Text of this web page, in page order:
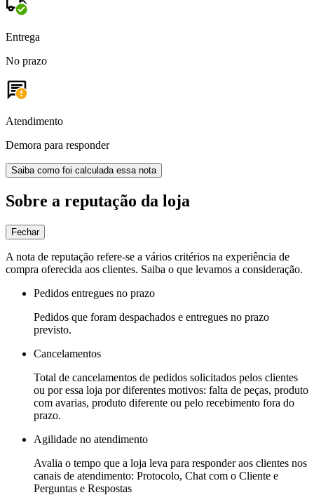
Entrega
No prazo
Atendimento
Demora para responder
Saiba como foi calculada essa nota
Sobre a reputação da loja
Fechar
A nota de reputação refere-se a vários critérios na experiência de
compra oferecida aos clientes. Saiba o que levamos a consideração.
Pedidos entregues no prazo
Pedidos que foram despachados e entregues no prazo
previsto.
Cancelamentos
Total de cancelamentos de pedidos solicitados pelos clientes
ou por essa loja por diferentes motivos: falta de peças, produto
com avarias, produto diferente ou pelo recebimento fora do
prazo.
Agilidade no atendimento
Avalia o tempo que a loja leva para responder aos clientes nos
canais de atendimento: Protocolo, Chat com o Cliente e
Perguntas e Respostas